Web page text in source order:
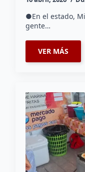
●En el estado,
gente…
VER MÁS